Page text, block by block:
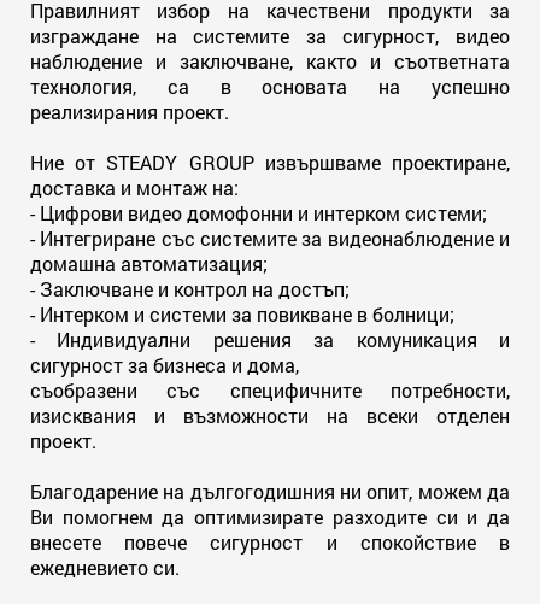
Правилният избор на качествени продукти за
изграждане на системите за сигурност, видео
наблюдение и заключване, както и съответната
технология, са в основата на успешно
реализирания проект.
Ние от STEADY GROUP извършваме проектиране,
доставка и монтаж на:
- Цифрови видео домофонни и интерком системи;
- Интегриране със системите за видеонаблюдение и
домашна автоматизация;
- Заключване и контрол на достъп;
- Интерком и системи за повикване в болници;
- Индивидуални решения за комуникация и
сигурност за бизнеса и дома,
съобразени със специфичните потребности,
изисквания и възможности на всеки отделен
проект.
Благодарение на дългогодишния ни опит, можем да
Ви помогнем да оптимизирате разходите си и да
внесете повече сигурност и спокойствие в
ежедневието си.